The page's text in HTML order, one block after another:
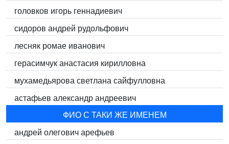
головков игорь геннадиевич
сидоров андрей рудольфович
лесняк ромае иванович
герасимчук анастасия кирилловна
мухамедьярова светлана сайфулловна
астафьев александр андреевич
ФИО С ТАКИ ЖЕ ИМЕНЕМ
андрей олегович арефьев